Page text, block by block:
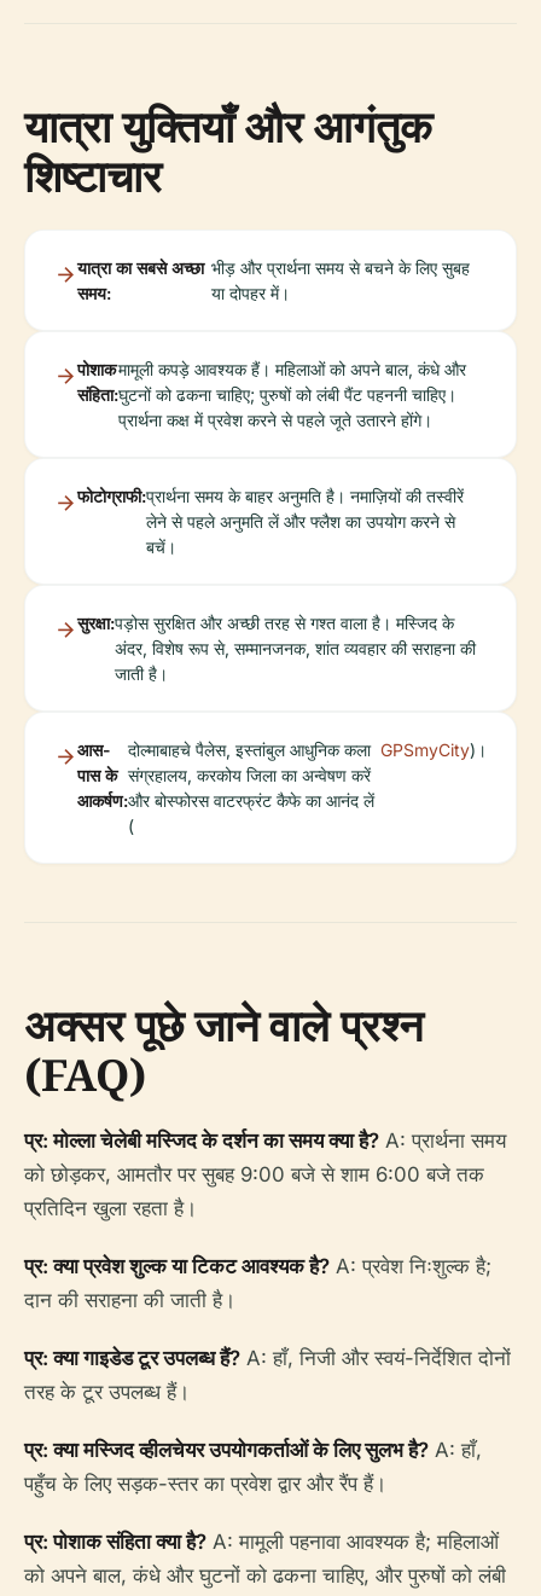
यात्रा युक्तियाँ और आगंतुक
शिष्टाचार
यात्रा का सबसे अच्छा
समय:
भीड़ और प्रार्थना समय से बचने के लिए सुबह
या दोपहर में।
पोशाक
संहिता:
मामूली कपड़े आवश्यक हैं। महिलाओं को अपने बाल, कंधे और
घुटनों को ढकना चाहिए; पुरुषों को लंबी पैंट पहननी चाहिए।
प्रार्थना कक्ष में प्रवेश करने से पहले जूते उतारने होंगे।
फोटोग्राफी:प्रार्थना समय के बाहर अनुमति है। नमाज़ियों की तस्वीरें
लेने से पहले अनुमति लें और फ्लैश का उपयोग करने से
बचें।
सुरक्षा:पड़ोस सुरक्षित और अच्छी तरह से गश्त वाला है। मस्जिद के
अंदर, विशेष रूप से, सम्मानजनक, शांत व्यवहार की सराहना की
जाती है।
आस-
पास के
आकर्षण:
दोल्माबाहचे पैलेस, इस्तांबुल आधुनिक कला
संग्रहालय, करकोय जिला का अन्वेषण करें
और बोस्फोरस वाटरफ्रंट कैफे का आनंद लें
(
GPSmyCity)।
अक्सर पूछे जाने वाले प्रश्न
(FAQ)
प्र: मोल्ला चेलेबी मस्जिद के दर्शन का समय क्या है? A: प्रार्थना समय
को छोड़कर, आमतौर पर सुबह 9:00 बजे से शाम 6:00 बजे तक
प्रतिदिन खुला रहता है।
प्र: क्या प्रवेश शुल्क या टिकट आवश्यक है? A: प्रवेश निःशुल्क है;
दान की सराहना की जाती है।
प्र: क्या गाइडेड टूर उपलब्ध हैं? A: हाँ, निजी और स्वयं-निर्देशित दोनों
तरह के टूर उपलब्ध हैं।
प्र: क्या मस्जिद व्हीलचेयर उपयोगकर्ताओं के लिए सुलभ है? A: हाँ,
पहुँच के लिए सड़क-स्तर का प्रवेश द्वार और रैंप हैं।
प्र: पोशाक संहिता क्या है? A: मामूली पहनावा आवश्यक है; महिलाओं
को अपने बाल, कंधे और घुटनों को ढकना चाहिए, और पुरुषों को लंबी